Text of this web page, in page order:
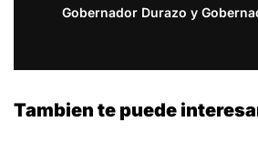
Tambien te puede